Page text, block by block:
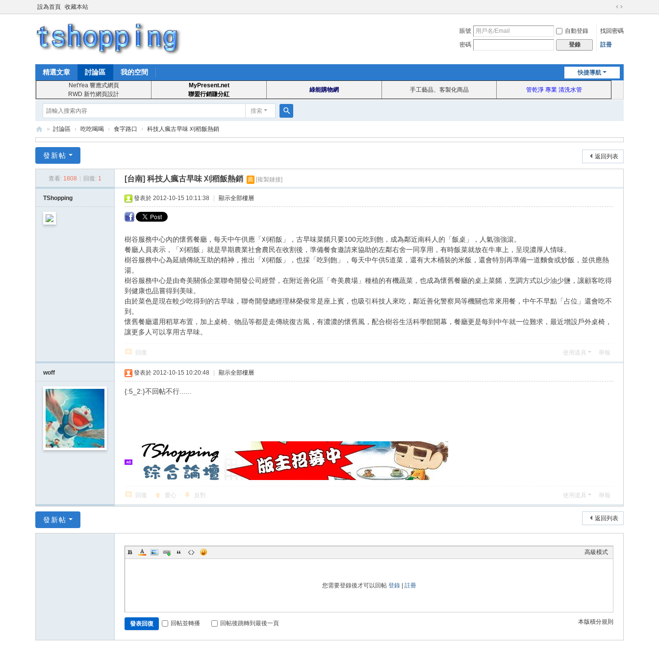
設為首頁 收藏本站
切
到
賬號 自動登錄
找回密碼
密碼
登錄 註冊
快捷導航
精選文章 討論區 我的空間
NetYea 響應式網頁
RWD 新竹網頁設計
MyPresent.net
聯盟行銷賺分紅
綠能購物網 手工藝品、客製化商品 管乾淨 專業 清洗水管
搜索
索
T
ho
pp
» 討論區 › 吃吃喝喝 › 食字路口 › 科技人瘋古早味 刈稻飯熱銷
返回列表
發新帖
查看: 1808 回復: 1 [台南] 科技人瘋古早味 刈稻飯熱銷 薦 [複製鏈接]
TShopping 發表於 2012-10-15 10:11:38 顯示全部樓層
樹谷服務中心內的懷舊餐廳，每天中午供應「刈稻飯」，古早味菜餚只要100元吃到飽，成為鄰近南科人的「飯桌」，人氣強強滾。
餐廳人員表示，「刈稻飯」就是早期農業社會農民在收割後，準備餐食邀請來協助的左鄰右舍一同享用，有時飯菜就放在牛車上，呈現濃厚人情味。
樹谷服務中心為延續傳統互助的精神，推出「刈稻飯」，也採「吃到飽」，每天中午供5道菜，還有大木桶裝的米飯，還會特別再準備一道麵食或炒飯，並供應熱
湯。
樹谷服務中心是由奇美關係企業聯奇開發公司經營，在附近善化區「奇美農場」種植的有機蔬菜，也成為懷舊餐廳的桌上菜餚，烹調方式以少油少鹽，讓顧客吃得
到健康也品嘗得到美味。
由於菜色是現在較少吃得到的古早味，聯奇開發總經理林榮俊常是座上賓，也吸引科技人來吃，鄰近善化警察局等機關也常來用餐，中午不早點「占位」還會吃不
到。
懷舊餐廳還用稻草布置，加上桌椅、物品等都是走傳統復古風，有濃濃的懷舊風，配合樹谷生活科學館開幕，餐廳更是每到中午就一位難求，最近增設戶外桌椅，
讓更多人可以享用古早味。
回復 使用道具 舉報
woff 發表於 2012-10-15 10:20:48 顯示全部樓層
{:5_2:}不回帖不行......
回復 愛心 反對 使用道具 舉報
返回列表
發新帖
高級模式
您需要登錄後才可以回帖 登錄| 註冊
本版積分規則
發表回復 回帖並轉播 回帖後跳轉到最後一頁